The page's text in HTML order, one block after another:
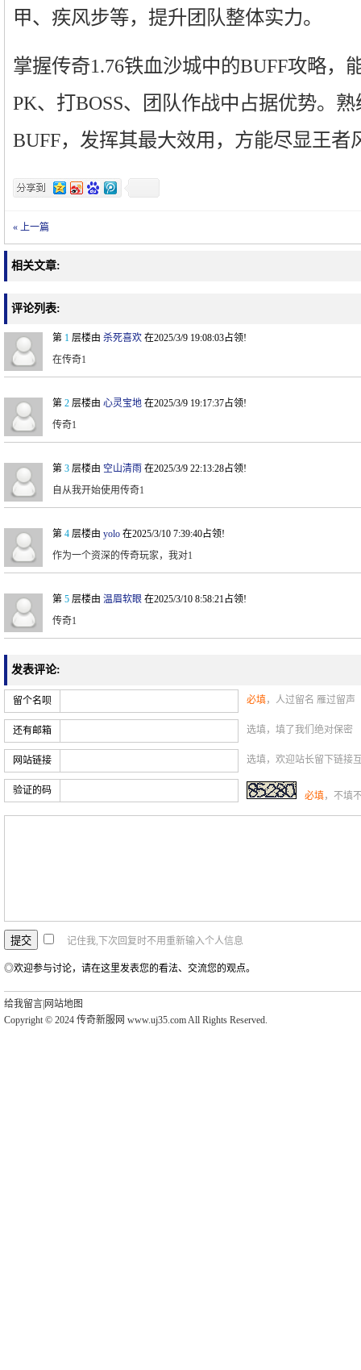
甲、疾风步等，提升团队整体实力。
掌握传奇1.76铁血沙城中的BUFF攻略，
PK、打BOSS、团队作战中占据优势。
BUFF，发挥其最大效用，方能尽显王者
« 上一篇
相关文章:
评论列表:
第 1 层楼由 杀死喜欢 在2025/3/9 19:08:03占领!
在传奇1
第 2 层楼由 心灵宝地 在2025/3/9 19:17:37占领!
传奇1
第 3 层楼由 空山清雨 在2025/3/9 22:13:28占领!
自从我开始使用传奇1
第 4 层楼由 yolo 在2025/3/10 7:39:40占领!
作为一个资深的传奇玩家，我对1
第 5 层楼由 温眉软眼 在2025/3/10 8:58:21占领!
传奇1
发表评论:
留个名呗 必填，人过留名 雁过留声
还有邮箱 选填，填了我们绝对保密
网站链接 选填，欢迎站长留下链接
验证的码 必填，不填
记住我,下次回复时不用重新输入个人信息
◎欢迎参与讨论，请在这里发表您的看法、交流您的观点。
给我留言 网站地图
Copyright © 2024 传奇新服网 www.uj35.com All Rights Reserved.